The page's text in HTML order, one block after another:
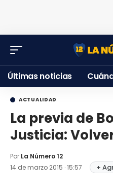
Últimas noticias
ACTUALIDAD
La previa de
Justicia:
Por:La Número 12
14 de marzo 2015 · 15:57
+